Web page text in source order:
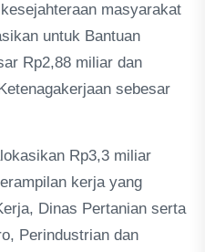
masyarakat
untuk Bantuan
Rp2,88 miliar dan
sebesar
Rp3,3 miliar
kerja yang
Dinas Pertanian serta
Perindustrian dan